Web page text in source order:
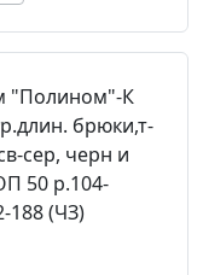
"Полином"-К
брюки,т-
сер, черн и
50 р.104-
188 (ЧЗ)